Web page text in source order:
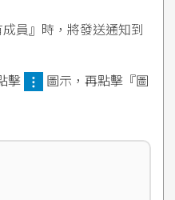
員』時，將發送通知到
擊
圖示，再點擊『圖